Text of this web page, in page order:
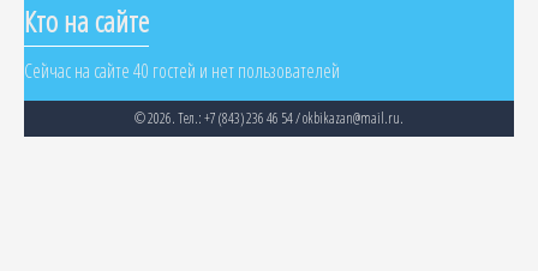
Кто на сайте
Сейчас на сайте 40 гостей и нет пользователей
© 2026. Тел.: +7 (843) 236 46 54 / okbikazan@mail.ru.